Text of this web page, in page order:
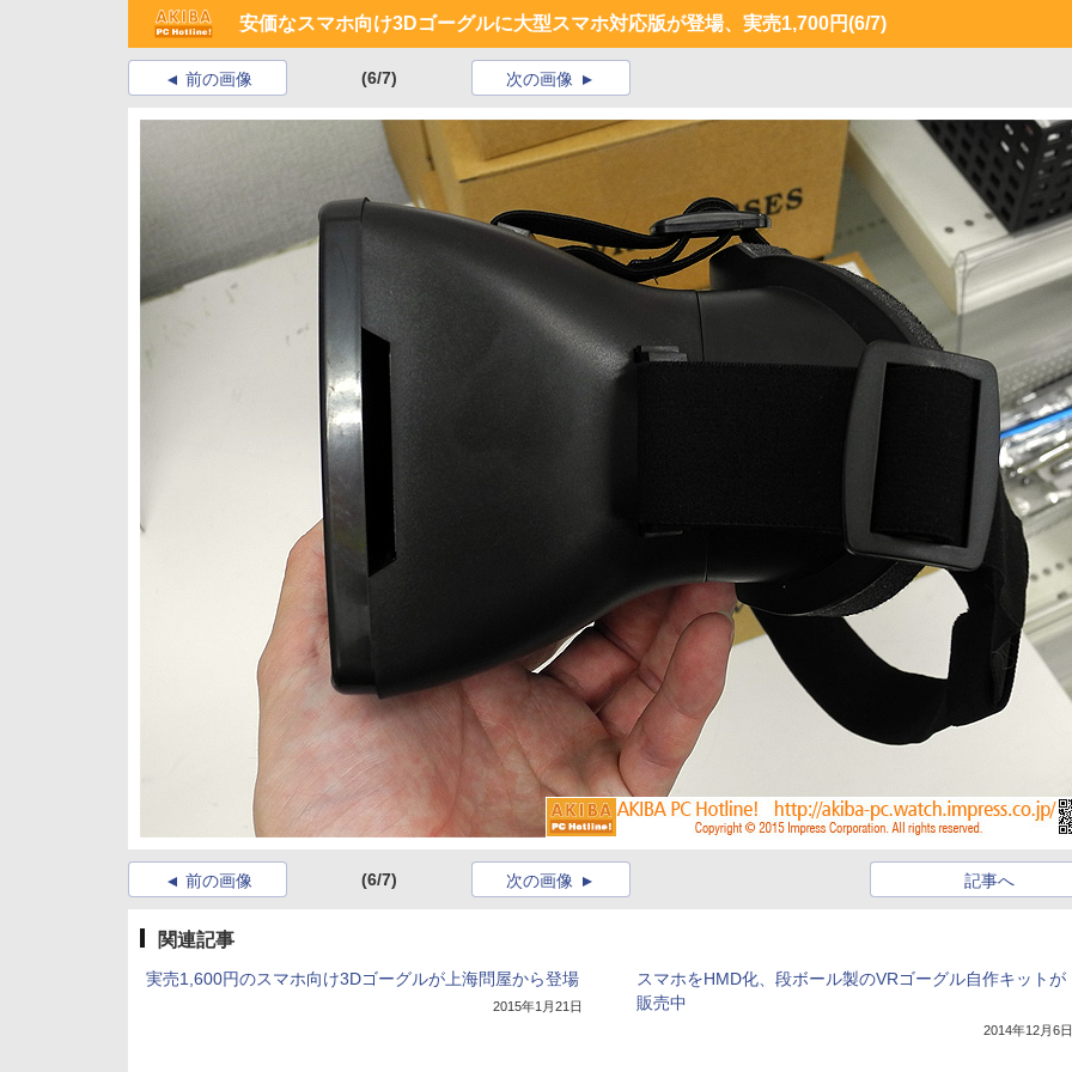
安価なスマホ向け3Dゴーグルに大型スマホ対応版が登場、実売1,700円(6/7)
前の画像 (6/7) 次の画像
前の画像 (6/7) 記事へ
次の画像
関連記事
実売1,600円のスマホ向け3Dゴーグルが上海問屋から登場
2015年1月21日
スマホをHMD化、段ボール製のVRゴーグル自作キットが
販売中
2014年12月6日